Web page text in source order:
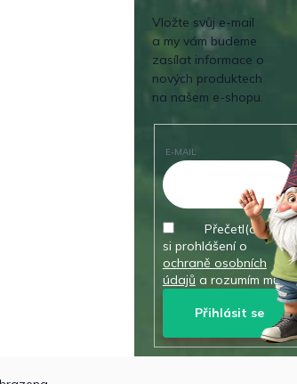
Vložte svůj e-mail
a my vám budeme
zasílat informace o
nových produktech
na našem e-shopu.
E-MAIL
Přečetl(a) jsem
si prohlášení o
ochraně osobních
údajů a rozumím mu.
Přihlásit se